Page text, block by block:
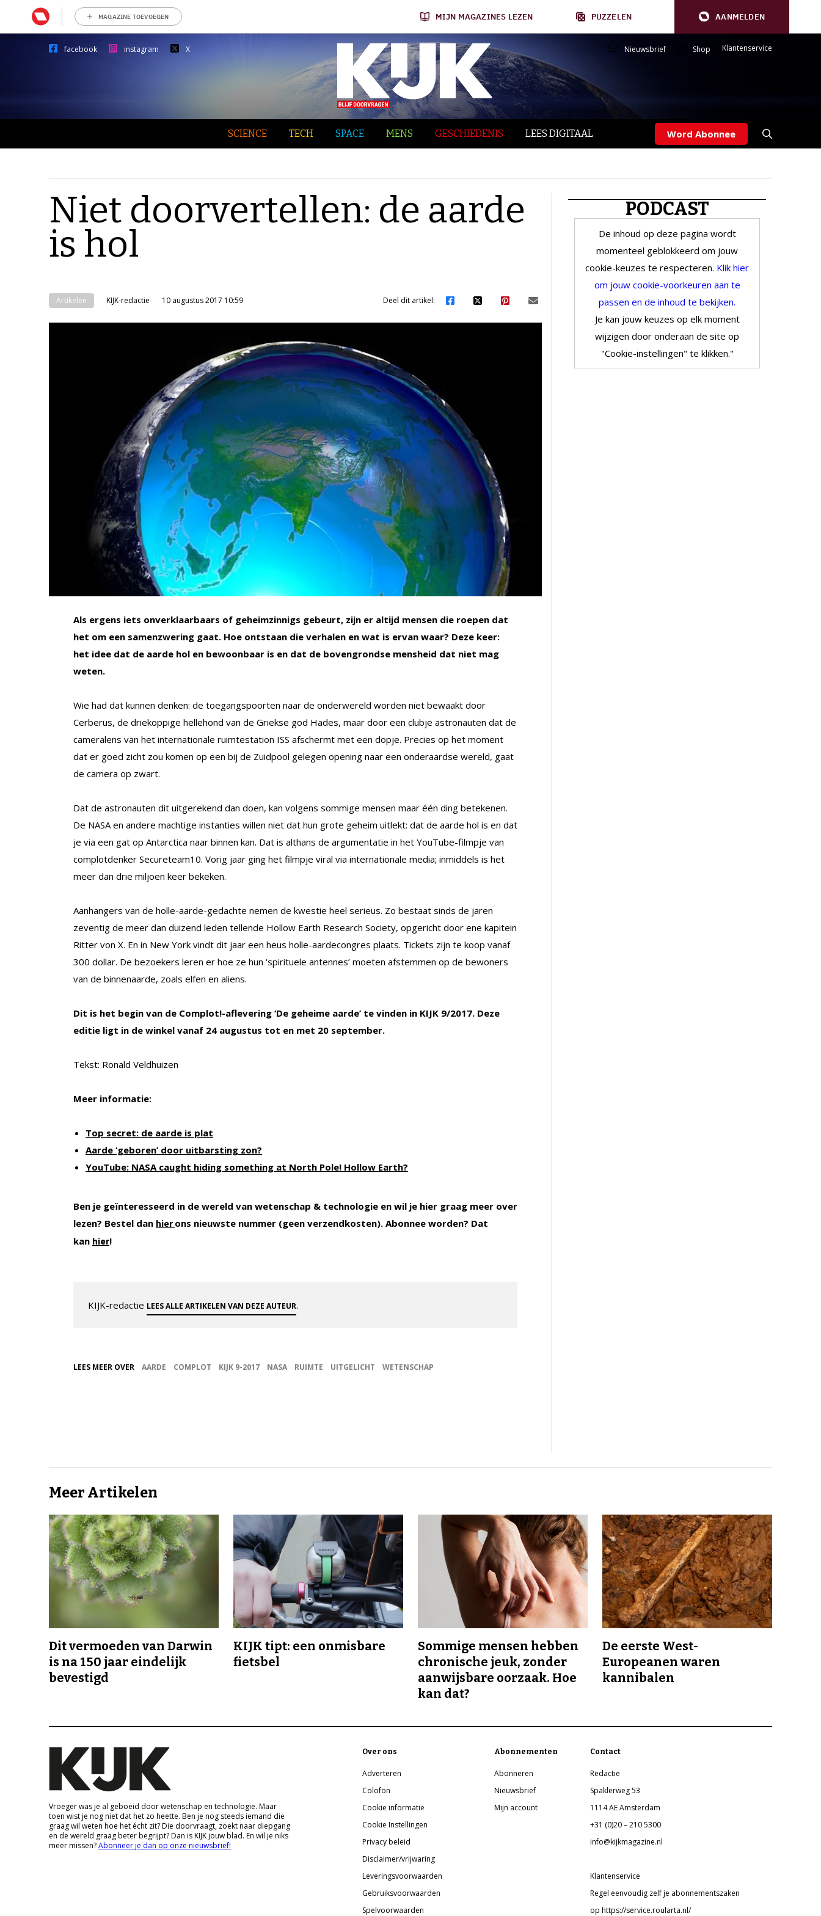
MAGAZINE TOEVOEGEN MIJN MAGAZINES LEZEN PUZZELEN AANMELDEN
facebook instagram X Nieuwsbrief Shop Klantenservice
SCIENCE TECH SPACE MENS GESCHIEDENIS LEES DIGITAAL Word Abonnee
Niet doorvertellen: de aarde
is hol
Artikelen KIJK-redactie 10 augustus 2017 10:59 Deel dit artikel:
Als ergens iets onverklaarbaars of geheimzinnigs gebeurt, zijn er altijd mensen die roepen dat
het om een samenzwering gaat. Hoe ontstaan die verhalen en wat is ervan waar? Deze keer:
het idee dat de aarde hol en bewoonbaar is en dat de bovengrondse mensheid dat niet mag
weten.
Wie had dat kunnen denken: de toegangspoorten naar de onderwereld worden niet bewaakt door
Cerberus, de driekoppige hellehond van de Griekse god Hades, maar door een clubje astronauten dat de
cameralens van het internationale ruimtestation ISS afschermt met een dopje. Precies op het moment
dat er goed zicht zou komen op een bij de Zuidpool gelegen opening naar een onderaardse wereld, gaat
de camera op zwart.
Dat de astronauten dit uitgerekend dan doen, kan volgens sommige mensen maar één ding betekenen.
De NASA en andere machtige instanties willen niet dat hun grote geheim uitlekt: dat de aarde hol is en dat
je via een gat op Antarctica naar binnen kan. Dat is althans de argumentatie in het YouTube-filmpje van
complotdenker Secureteam10. Vorig jaar ging het filmpje viral via internationale media; inmiddels is het
meer dan drie miljoen keer bekeken.
Aanhangers van de holle-aarde-gedachte nemen de kwestie heel serieus. Zo bestaat sinds de jaren
zeventig de meer dan duizend leden tellende Hollow Earth Research Society, opgericht door ene kapitein
Ritter von X. En in New York vindt dit jaar een heus holle-aardecongres plaats. Tickets zijn te koop vanaf
300 dollar. De bezoekers leren er hoe ze hun ‘spirituele antennes’ moeten afstemmen op de bewoners
van de binnenaarde, zoals elfen en aliens.
Dit is het begin van de Complot!-aflevering ‘De geheime aarde’ te vinden in KIJK 9/2017. Deze
editie ligt in de winkel vanaf 24 augustus tot en met 20 september.
Tekst: Ronald Veldhuizen
Meer informatie:
Top secret: de aarde is plat
Aarde ‘geboren’ door uitbarsting zon?
YouTube: NASA caught hiding something at North Pole! Hollow Earth?
Ben je geïnteresseerd in de wereld van wetenschap & technologie en wil je hier graag meer over
lezen? Bestel dan hier ons nieuwste nummer (geen verzendkosten). Abonnee worden? Dat
kan hier!
KIJK-redactie LEES ALLE ARTIKELEN VAN DEZE AUTEUR.
LEES MEER OVER AARDE COMPLOT KIJK 9-2017 NASA RUIMTE UITGELICHT WETENSCHAP
PODCAST
De inhoud op deze pagina wordt
momenteel geblokkeerd om jouw
cookie-keuzes te respecteren. Klik hier
om jouw cookie-voorkeuren aan te
passen en de inhoud te bekijken.
Je kan jouw keuzes op elk moment
wijzigen door onderaan de site op
"Cookie-instellingen" te klikken."
Meer Artikelen
Dit vermoeden van Darwin
is na 150 jaar eindelijk
bevestigd
KIJK tipt: een onmisbare
fietsbel
Sommige mensen hebben
chronische jeuk, zonder
aanwijsbare oorzaak. Hoe
kan dat?
De eerste West-
Europeanen waren
kannibalen
Vroeger was je al geboeid door wetenschap en technologie. Maar
toen wist je nog niet dat het zo heette. Ben je nog steeds iemand die
graag wil weten hoe het écht zit? Die doorvraagt, zoekt naar diepgang
en de wereld graag beter begrijpt? Dan is KIJK jouw blad. En wil je niks
meer missen?Abonneer je dan op onze nieuwsbrief!
Over ons
Adverteren
Colofon
Cookie informatie
Cookie Instellingen
Privacy beleid
Disclaimer/vrijwaring
Leveringsvoorwaarden
Gebruiksvoorwaarden
Spelvoorwaarden
Abonnementen
Abonneren
Nieuwsbrief
Mijn account
Contact
Redactie
Spaklerweg 53
1114 AE Amsterdam
+31 (0)20 – 210 5300
info@kijkmagazine.nl
Klantenservice
Regel eenvoudig zelf je abonnementszaken
op https://service.roularta.nl/